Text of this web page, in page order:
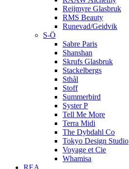
Reijmyre Glasbruk
RMS Beauty
Runevad/Geidvik
S-Ö
Sabre Paris
Shanshan
Skrufs Glasbruk
Stackelbergs
Sthål
Stoff
Summerbird
Syster P
Tell Me More
Terra Midi
The Dybdahl Co
Tokyo Design Studio
Voyage et Cie
Whamisa
REA